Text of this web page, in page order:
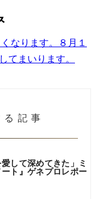
なります。８月１
てまいります。
記事
して深めてきた」ミ
ト』ゲネプロレポー